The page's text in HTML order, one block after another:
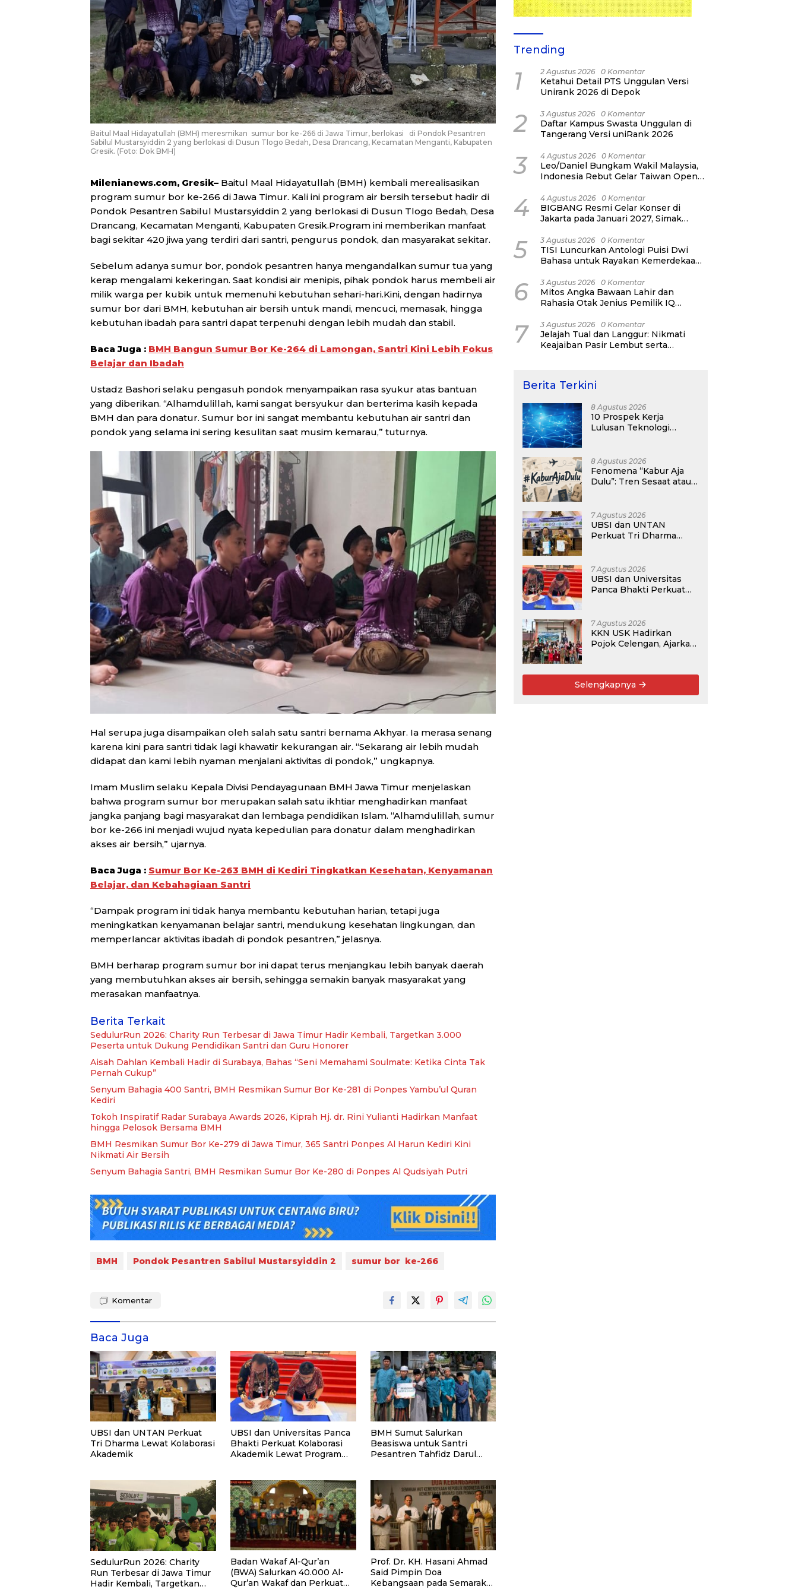
Baitul Maal Hidayatullah (BMH) meresmikan sumur bor ke-266 di Jawa Timur, berlokasi di Pondok Pesantren
Sabilul Mustarsyiddin 2 yang berlokasi di Dusun Tlogo Bedah, Desa Drancang, Kecamatan Menganti, Kabupaten
Gresik. (Foto: Dok BMH)
Milenianews.com, Gresik– Baitul Maal Hidayatullah (BMH) kembali merealisasikan
program sumur bor ke-266 di Jawa Timur. Kali ini program air bersih tersebut hadir di
Pondok Pesantren Sabilul Mustarsyiddin 2 yang berlokasi di Dusun Tlogo Bedah, Desa
Drancang, Kecamatan Menganti, Kabupaten Gresik.Program ini memberikan manfaat
bagi sekitar 420 jiwa yang terdiri dari santri, pengurus pondok, dan masyarakat sekitar.
Sebelum adanya sumur bor, pondok pesantren hanya mengandalkan sumur tua yang
kerap mengalami kekeringan. Saat kondisi air menipis, pihak pondok harus membeli air
milik warga per kubik untuk memenuhi kebutuhan sehari-hari.Kini, dengan hadirnya
sumur bor dari BMH, kebutuhan air bersih untuk mandi, mencuci, memasak, hingga
kebutuhan ibadah para santri dapat terpenuhi dengan lebih mudah dan stabil.
Baca Juga : BMH Bangun Sumur Bor Ke-264 di Lamongan, Santri Kini Lebih Fokus
Belajar dan Ibadah
Ustadz Bashori selaku pengasuh pondok menyampaikan rasa syukur atas bantuan
yang diberikan. “Alhamdulillah, kami sangat bersyukur dan berterima kasih kepada
BMH dan para donatur. Sumur bor ini sangat membantu kebutuhan air santri dan
pondok yang selama ini sering kesulitan saat musim kemarau,” tuturnya.
Hal serupa juga disampaikan oleh salah satu santri bernama Akhyar. Ia merasa senang
karena kini para santri tidak lagi khawatir kekurangan air. “Sekarang air lebih mudah
didapat dan kami lebih nyaman menjalani aktivitas di pondok,” ungkapnya.
Imam Muslim selaku Kepala Divisi Pendayagunaan BMH Jawa Timur menjelaskan
bahwa program sumur bor merupakan salah satu ikhtiar menghadirkan manfaat
jangka panjang bagi masyarakat dan lembaga pendidikan Islam. “Alhamdulillah, sumur
bor ke-266 ini menjadi wujud nyata kepedulian para donatur dalam menghadirkan
akses air bersih,” ujarnya.
Baca Juga : Sumur Bor Ke-263 BMH di Kediri Tingkatkan Kesehatan, Kenyamanan
Belajar, dan Kebahagiaan Santri
“Dampak program ini tidak hanya membantu kebutuhan harian, tetapi juga
meningkatkan kenyamanan belajar santri, mendukung kesehatan lingkungan, dan
memperlancar aktivitas ibadah di pondok pesantren,” jelasnya.
BMH berharap program sumur bor ini dapat terus menjangkau lebih banyak daerah
yang membutuhkan akses air bersih, sehingga semakin banyak masyarakat yang
merasakan manfaatnya.
Berita Terkait
SedulurRun 2026: Charity Run Terbesar di Jawa Timur Hadir Kembali, Targetkan 3.000
Peserta untuk Dukung Pendidikan Santri dan Guru Honorer
Aisah Dahlan Kembali Hadir di Surabaya, Bahas “Seni Memahami Soulmate: Ketika Cinta Tak
Pernah Cukup”
Senyum Bahagia 400 Santri, BMH Resmikan Sumur Bor Ke-281 di Ponpes Yambu’ul Quran
Kediri
Tokoh Inspiratif Radar Surabaya Awards 2026, Kiprah Hj. dr. Rini Yulianti Hadirkan Manfaat
hingga Pelosok Bersama BMH
BMH Resmikan Sumur Bor Ke-279 di Jawa Timur, 365 Santri Ponpes Al Harun Kediri Kini
Nikmati Air Bersih
Senyum Bahagia Santri, BMH Resmikan Sumur Bor Ke-280 di Ponpes Al Qudsiyah Putri
BMH Pondok Pesantren Sabilul Mustarsyiddin 2 sumur bor ke-266
Komentar
Baca Juga
UBSI dan UNTAN Perkuat
Tri Dharma Lewat Kolaborasi
Akademik
UBSI dan Universitas Panca
Bhakti Perkuat Kolaborasi
Akademik Lewat Program
BMH Sumut Salurkan
Beasiswa untuk Santri
Pesantren Tahfidz Darul
SedulurRun 2026: Charity
Run Terbesar di Jawa Timur
Hadir Kembali, Targetkan
Badan Wakaf Al-Qur’an
(BWA) Salurkan 40.000 Al-
Qur’an Wakaf dan Perkuat
Prof. Dr. KH. Hasani Ahmad
Said Pimpin Doa
Kebangsaan pada Semarak
Trending
1 2 Agustus 2026 0 Komentar
Ketahui Detail PTS Unggulan Versi
Unirank 2026 di Depok
2 3 Agustus 2026 0 Komentar
Daftar Kampus Swasta Unggulan di
Tangerang Versi uniRank 2026
3 4 Agustus 2026 0 Komentar
Leo/Daniel Bungkam Wakil Malaysia,
Indonesia Rebut Gelar Taiwan Open
4 4 Agustus 2026 0 Komentar
BIGBANG Resmi Gelar Konser di
Jakarta pada Januari 2027, Simak
5 3 Agustus 2026 0 Komentar
TISI Luncurkan Antologi Puisi Dwi
Bahasa untuk Rayakan Kemerdekaan
6 3 Agustus 2026 0 Komentar
Mitos Angka Bawaan Lahir dan
Rahasia Otak Jenius Pemilik IQ
7 3 Agustus 2026 0 Komentar
Jelajah Tual dan Langgur: Nikmati
Keajaiban Pasir Lembut serta
Berita Terkini
8 Agustus 2026
10 Prospek Kerja
Lulusan Teknologi
Kompetitif di Era Digital
8 Agustus 2026
Fenomena “Kabur Aja
Dulu”: Tren Sesaat atau
Depan?
7 Agustus 2026
UBSI dan UNTAN
Perkuat Tri Dharma
7 Agustus 2026
UBSI dan Universitas
Panca Bhakti Perkuat
7 Agustus 2026
KKN USK Hadirkan
Pojok Celengan, Ajarkan
Selengkapnya